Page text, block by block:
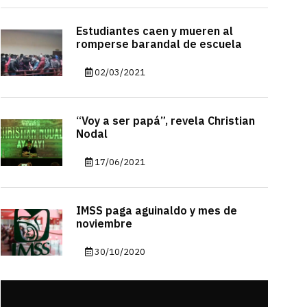
Estudiantes caen y mueren al
romperse barandal de escuela
02/03/2021
“Voy a ser papá”, revela Christian
Nodal
17/06/2021
IMSS paga aguinaldo y mes de
noviembre
30/10/2020